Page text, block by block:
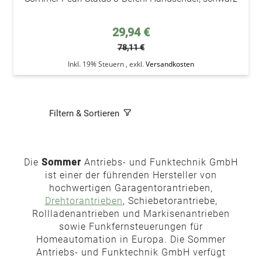
Sonderpreis
29,94 €
78,11 €
Inkl. 19% Steuern , exkl.Versandkosten
Filtern & Sortieren
Die Sommer Antriebs- und Funktechnik GmbH
ist einer der führenden Hersteller von
hochwertigen Garagentorantrieben,
Drehtorantrieben, Schiebetorantriebe,
Rollladenantrieben und Markisenantrieben
sowie Funkfernsteuerungen für
Homeautomation in Europa. Die Sommer
Antriebs- und Funktechnik GmbH verfügt